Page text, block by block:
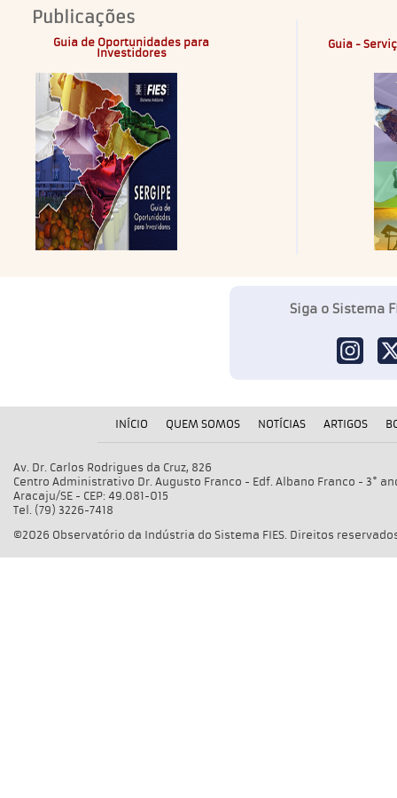
Publicações
Guia de Oportunidades para
Investidores
Guia -
Siga o Sistema
INÍCIO QUEM SOMOS NOTÍCIAS ARTIGOS
Av. Dr. Carlos Rodrigues da Cruz, 826
Centro Administrativo Dr. Augusto Franco - Edf. Albano Franco - 3°
Aracaju/SE - CEP: 49.081-015
Tel. (79) 3226-7418
©2026 Observatório da Indústria do Sistema FIES. Direitos